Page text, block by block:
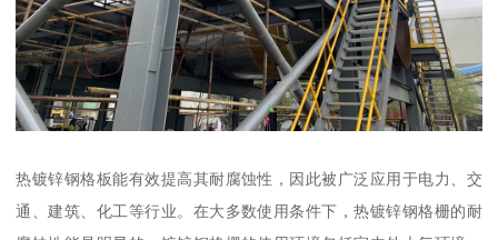
热镀锌钢格板能有效提高其耐腐蚀性，因此被广泛应用于电力、交
通、建筑、化工等行业。在大多数使用条件下，热镀锌钢格栅的耐